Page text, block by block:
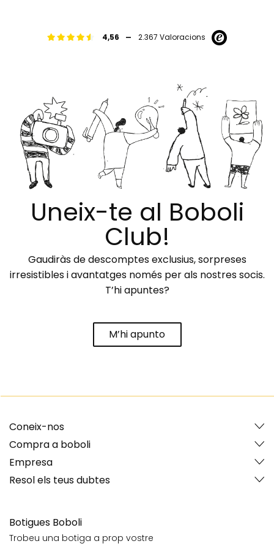
4,56 - 2.367 Valoracions
Uneix-te al Boboli
Club!
Gaudiràs de descomptes exclusius, sorpreses
irresistibles i avantatges només per als nostres socis.
T’hi apuntes?
M’hi apunto
Coneix-nos
Compra a boboli
Empresa
Resol els teus dubtes
Botigues Boboli
Trobeu una botiga a prop vostre